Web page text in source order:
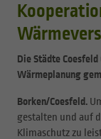
Die Städte
Wärmeplanung
Borken/Coesfeld.
gestalten und auf
Klimaschutz zu